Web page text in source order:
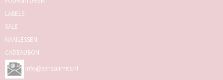
LABELS
SALE
NAAILESSEN
CADEAUBON
info@senzalimits.nl